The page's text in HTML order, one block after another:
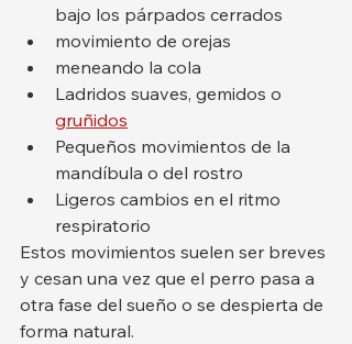
bajo los párpados cerrados
movimiento de orejas
meneando la cola
Ladridos suaves, gemidos o
gruñidos
Pequeños movimientos de la
mandíbula o del rostro
Ligeros cambios en el ritmo
respiratorio
Estos movimientos suelen ser breves
y cesan una vez que el perro pasa a
otra fase del sueño o se despierta de
forma natural.